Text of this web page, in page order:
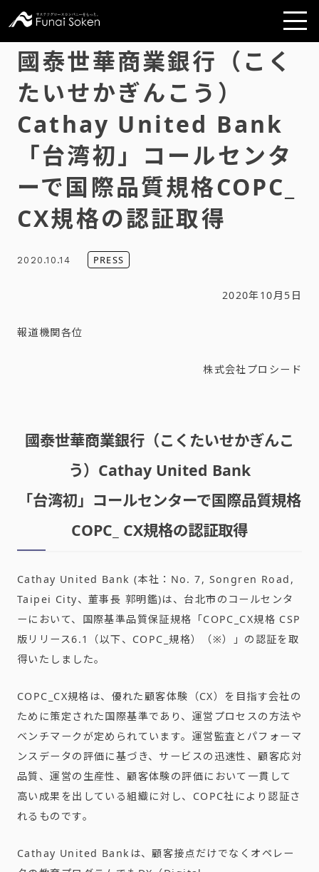
國泰世華商業銀行（こく
たいせかぎんこう）
Cathay United Bank
「台湾初」コールセンタ
ーで国際品質規格COPC_
CX規格の認証取得
2020.10.14 PRESS
2020年10月5日
報道機関各位
株式会社プロシード
國泰世華商業銀行（こくたいせかぎんこ
う）Cathay United Bank
「台湾初」コールセンターで国際品質規格
COPC_ CX規格の認証取得
Cathay United Bank (本社：No. 7, Songren Road,
Taipei City、董事長 郭明鑑)は、台北市のコールセンタ
ーにおいて、国際基準品質保証規格「COPC_CX規格 CSP
版リリース6.1（以下、COPC_規格）（※）」の認証を取
得いたしました。
COPC_CX規格は、優れた顧客体験（CX）を目指す会社の
ために策定された国際基準であり、運営プロセスの方法や
ベンチマークが定められています。運営監査とパフォーマ
ンスデータの評価に基づき、サービスの迅速性、顧客応対
品質、運営の生産性、顧客体験の評価において一貫して
高い成果を出している組織に対し、COPC社により認証さ
れるものです。
Cathay United Bankは、顧客接点だけでなくオペレー